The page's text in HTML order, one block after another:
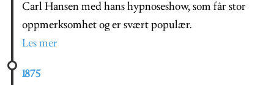
Carl Hansen med hans hypnoseshow, som får stor
oppmerksomhet og er svært populær.
Les mer
1875